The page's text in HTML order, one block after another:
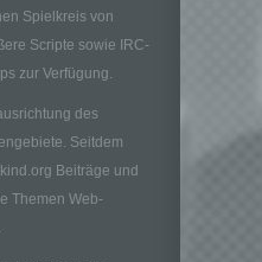
Spielkreis von
Scripte sowie IRC-
zur Verfügung.
des
Seitdem
Beiträge und
Themen Web-
mit oder ohne Hilfe
ausgeführte
Vorgangsreihe im
das Erfassen, die
die Speicherung,
das